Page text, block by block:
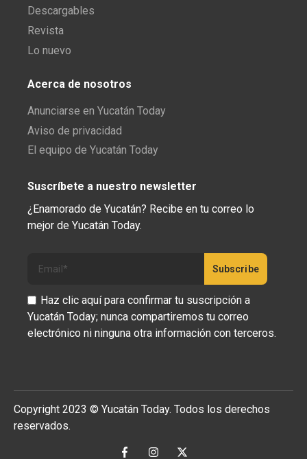
Descargables
Revista
Lo nuevo
Acerca de nosotros
Anunciarse en Yucatán Today
Aviso de privacidad
El equipo de Yucatán Today
Suscríbete a nuestro newsletter
¿Enamorado de Yucatán? Recibe en tu correo lo
mejor de Yucatán Today.
Haz clic aquí para confirmar tu suscripción a
Yucatán Today; nunca compartiremos tu correo
electrónico ni ninguna otra información con terceros.
Copyright 2023 © Yucatán Today. Todos los derechos
reservados.